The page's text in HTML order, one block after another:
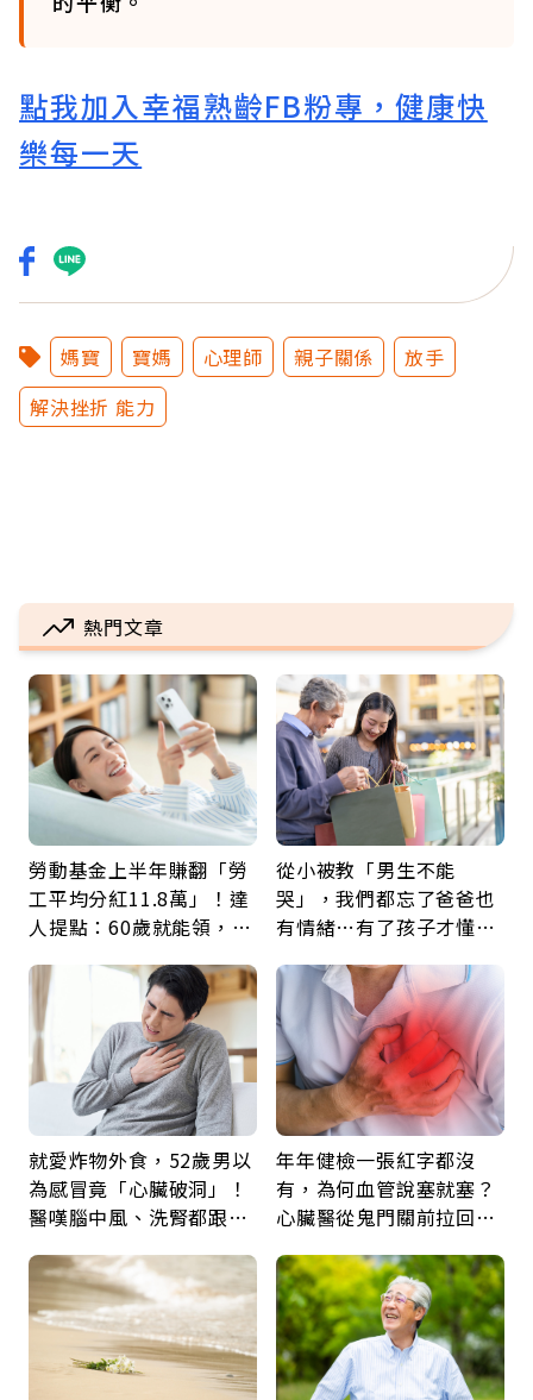
點我加入幸福熟齡FB粉專，健康快
樂每一天
媽寶 寶媽 心理師 親子關係
放手
解決挫折 能力
熱門文章
勞動基金上半年賺翻「勞
工平均分紅11.8萬」！達
人提點：60歲就能領，重
從小被教「男生不能
哭」，我們都忘了爸爸也
有情緒…有了孩子才懂：
久違的關心
就愛炸物外食，52歲男以
為感冒竟「心臟破洞」！
醫嘆腦中風、洗腎都跟它
救
年年健檢一張紅字都沒
有，為何血管說塞就塞？
心臟醫從鬼門關前拉回病
字